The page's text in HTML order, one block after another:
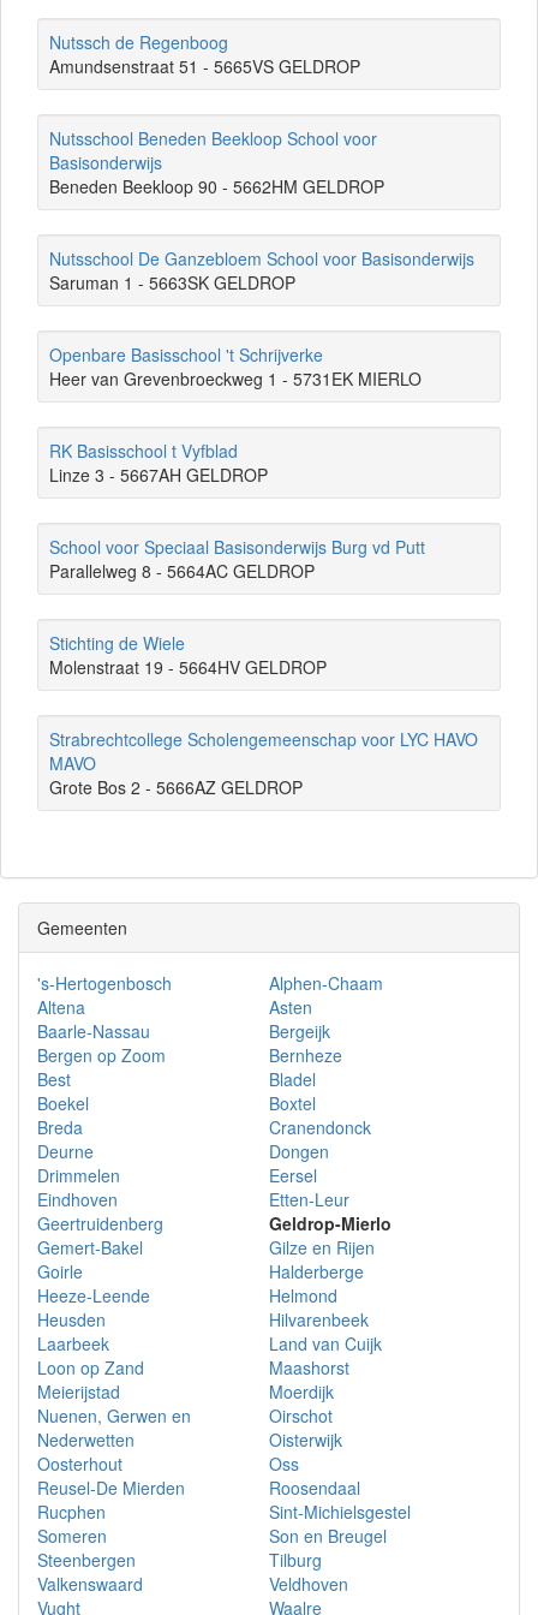
Nutssch de Regenboog
Amundsenstraat 51 - 5665VS GELDROP
Nutsschool Beneden Beekloop School voor
Basisonderwijs
Beneden Beekloop 90 - 5662HM GELDROP
Nutsschool De Ganzebloem School voor Basisonderwijs
Saruman 1 - 5663SK GELDROP
Openbare Basisschool 't Schrijverke
Heer van Grevenbroeckweg 1 - 5731EK MIERLO
RK Basisschool t Vyfblad
Linze 3 - 5667AH GELDROP
School voor Speciaal Basisonderwijs Burg vd Putt
Parallelweg 8 - 5664AC GELDROP
Stichting de Wiele
Molenstraat 19 - 5664HV GELDROP
Strabrechtcollege Scholengemeenschap voor LYC HAVO
MAVO
Grote Bos 2 - 5666AZ GELDROP
Gemeenten
's-Hertogenbosch
Alphen-Chaam
Altena
Asten
Baarle-Nassau
Bergeijk
Bergen op Zoom
Bernheze
Best
Bladel
Boekel
Boxtel
Breda
Cranendonck
Deurne
Dongen
Drimmelen
Eersel
Eindhoven
Etten-Leur
Geertruidenberg
Geldrop-Mierlo
Gemert-Bakel
Gilze en Rijen
Goirle
Halderberge
Heeze-Leende
Helmond
Heusden
Hilvarenbeek
Laarbeek
Land van Cuijk
Loon op Zand
Maashorst
Meierijstad
Moerdijk
Nuenen, Gerwen en
Nederwetten
Oirschot
Oisterwijk
Oosterhout
Oss
Reusel-De Mierden
Roosendaal
Rucphen
Sint-Michielsgestel
Someren
Son en Breugel
Steenbergen
Tilburg
Valkenswaard
Veldhoven
Vught
Waalre